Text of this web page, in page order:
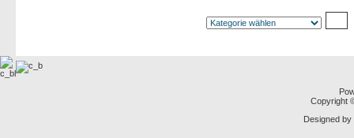
Copyright
Designed by